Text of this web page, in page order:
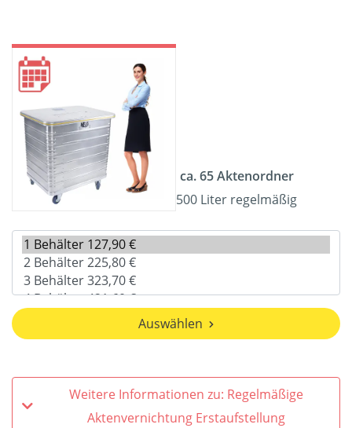
ca. 65 Aktenordner
500 Liter regelmäßig
Auswählen
Weitere Informationen zu: Regelmäßige
Aktenvernichtung Erstaufstellung